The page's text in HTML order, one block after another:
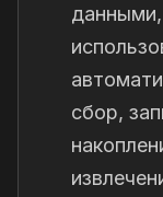
сбор,